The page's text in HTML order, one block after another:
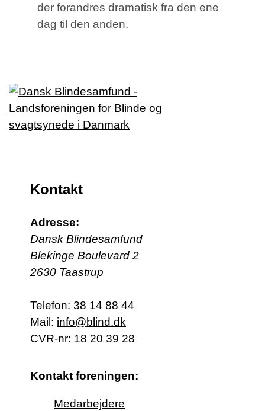
der forandres dramatisk fra den ene
dag til den anden.
Kontakt
Adresse:
Dansk Blindesamfund
Blekinge Boulevard 2
2630 Taastrup
Telefon: 38 14 88 44
Mail: info@blind.dk
CVR-nr: 18 20 39 28
Kontakt foreningen:
Medarbejdere